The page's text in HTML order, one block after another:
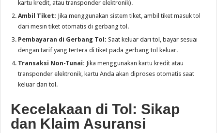
kartu kredit, atau transponder elektronik).
Ambil Tiket: Jika menggunakan sistem tiket, ambil tiket masuk tol
dari mesin tiket otomatis di gerbang tol.
Pembayaran di Gerbang Tol: Saat keluar dari tol, bayar sesuai
dengan tarif yang tertera di tiket pada gerbang tol keluar.
Transaksi Non-Tunai: Jika menggunakan kartu kredit atau
transponder elektronik, kartu Anda akan diproses otomatis saat
keluar dari tol.
Kecelakaan di Tol: Sikap
dan Klaim Asuransi